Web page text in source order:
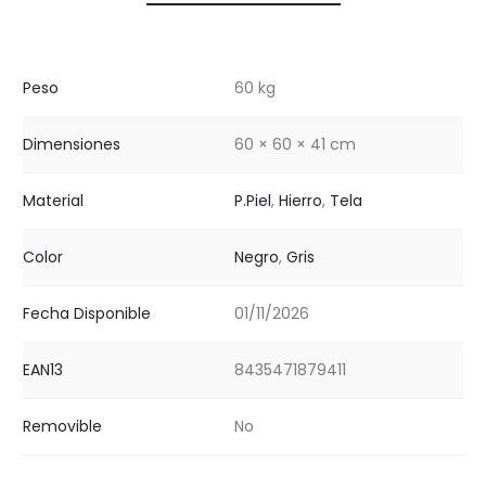
Peso 60 kg
Dimensiones 60 × 60 × 41 cm
Material P.Piel, Hierro, Tela
Color Negro, Gris
Fecha Disponible 01/11/2026
EAN13 8435471879411
Removible No